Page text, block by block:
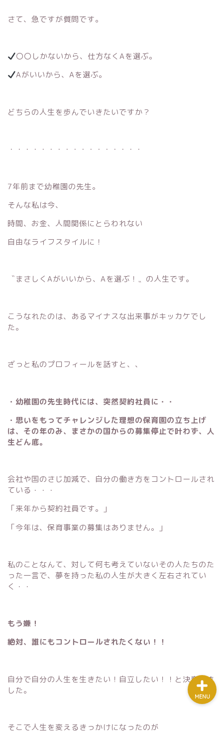
さて、急ですが質問です。
〇〇しかないから、仕方なくAを選ぶ。
Aがいいから、Aを選ぶ。
どちらの人生を歩んでいきたいですか？
・・・・・・・・・・・・・・・・・
7年前まで幼稚園の先生。
そんな私は今、
時間、お金、人間関係にとらわれない
自由なライフスタイルに！
〝まさしくAがいいから、Aを選ぶ！〟の人生です。
こうなれたのは、あるマイナスな出来事がキッカケでし
た。
ざっと私のプロフィールを話すと、、
・幼稚園の先生時代には、突然契約社員に・・
・思いをもってチャレンジした理想の保育園の立ち上げ
は、その年のみ、まさかの国からの募集停止で叶わず、人
生どん底。
会社や国のさじ加減で、自分の働き方をコントロールされ
ている・・・
「来年から契約社員です。」
「今年は、保育事業の募集はありません。」
私のことなんて、対して何も考えていないその人たちのた
った一言で、夢を持った私の人生が大きく左右されてい
く・・
もう嫌！
絶対、誰にもコントロールされたくない！！
自分で自分の人生を生きたい！自立したい！！と決意しま
した。
そこで人生を変えるきっかけになったのが
MENU
プロフィール